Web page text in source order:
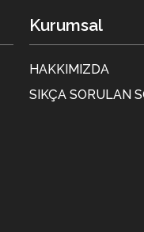
Kurumsal
HAKKIMIZDA
SIKÇA SORULAN